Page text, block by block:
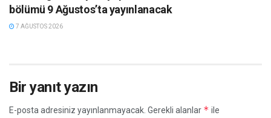
bölümü 9 Ağustos’ta yayınlanacak
7 AĞUSTOS 2026
Bir yanıt yazın
E-posta adresiniz yayınlanmayacak. Gerekli alanlar * ile